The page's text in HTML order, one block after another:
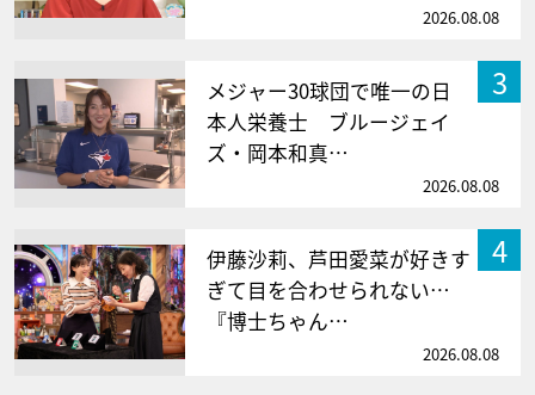
2026.08.08
3
メジャー30球団で唯一の日
本人栄養士 ブルージェイ
ズ・岡本和真…
2026.08.08
4
伊藤沙莉、芦田愛菜が好きす
ぎて目を合わせられない…
『博士ちゃん…
2026.08.08